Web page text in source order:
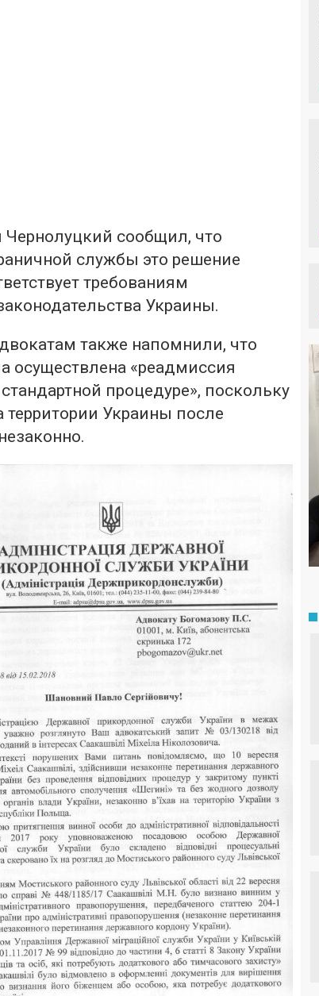
Чернолуцкий сообщил, что
службы это решение
требованиям
Украины.
также напомнили, что
осуществлена «реадмиссия
процедуре», поскольку
территории Украины после